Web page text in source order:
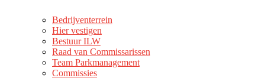
Bedrijventerrein
Hier vestigen
Bestuur ILW
Raad van Commissarissen
Team Parkmanagement
Commissies